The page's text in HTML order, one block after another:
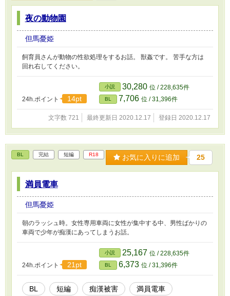
夜の動物園
但馬憂姫
飼育員さんが動物の性欲処理をするお話。 獣姦です。 苦手な方は
回れ右してください。
24h.ポイント 14pt
小説 30,280 位 / 228,635件
BL 7,706 位 / 31,396件
文字数 721 最終更新日 2020.12.17 登録日 2020.12.17
BL 完結 短編 R18 お気に入りに追加 25
満員電車
但馬憂姫
朝のラッシュ時。女性専用車両に女性が集中する中、男性ばかりの
車両で少年が痴漢にあってしまうお話。
24h.ポイント 21pt
小説 25,167 位 / 228,635件
BL 6,373 位 / 31,396件
BL 短編 痴漢被害 満員電車